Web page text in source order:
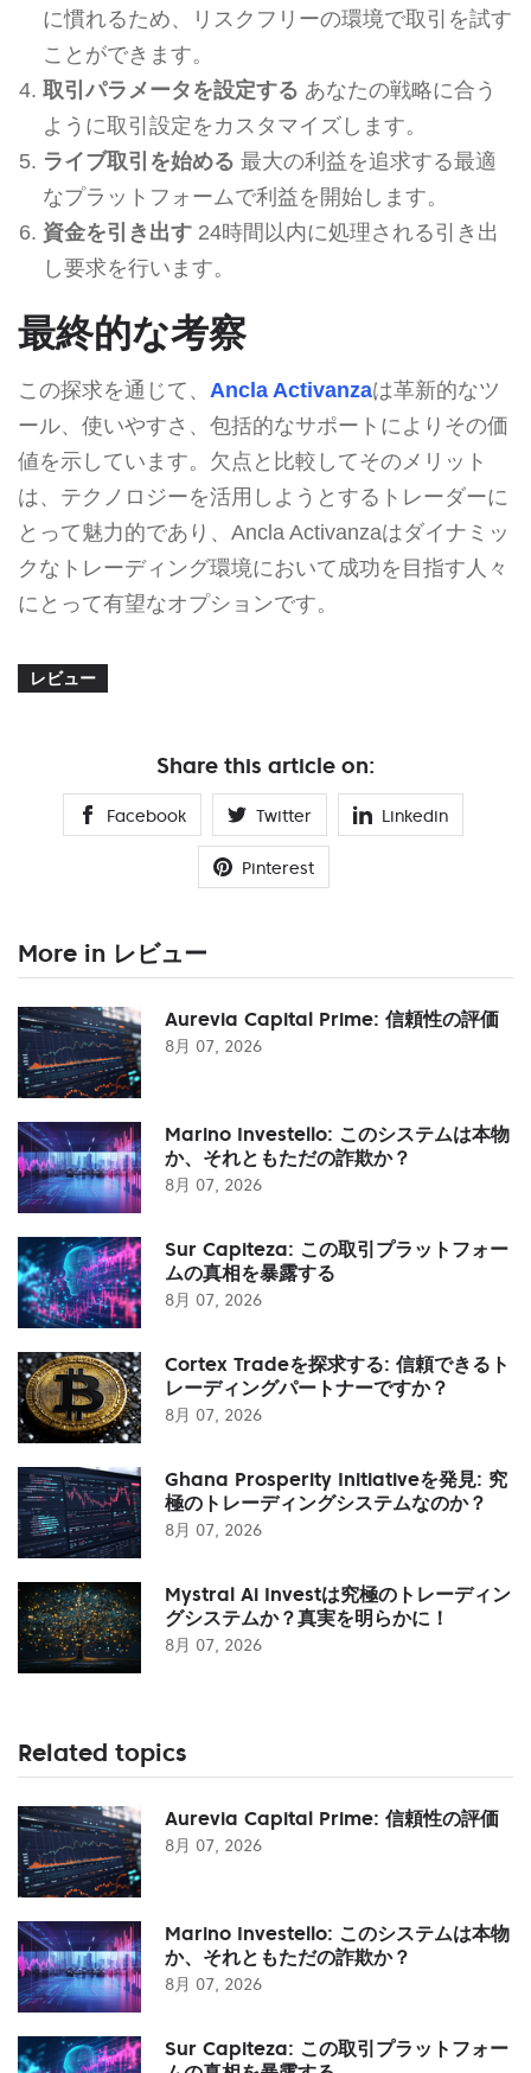
に慣れるため、リスクフリーの環境で取引を試す
ことができます。
取引パラメータを設定する あなたの戦略に合う
ように取引設定をカスタマイズします。
ライブ取引を始める 最大の利益を追求する最適
なプラットフォームで利益を開始します。
資金を引き出す24時間以内に処理される引き出
し要求を行います。
最終的な考察
この探求を通じて、 Ancla Activanzaは革新的なツ
ール、使いやすさ、包括的なサポートによりその価
値を示しています。欠点と比較してそのメリット
は、テクノロジーを活用しようとするトレーダーに
とって魅力的であり、Ancla Activanzaはダイナミッ
クなトレーディング環境において成功を目指す人々
にとって有望なオプションです。
レビュー
Share this article on:
Facebook Twitter Linkedin
Pinterest
More in レビュー
Aurevia Capital Prime: 信頼性の評価
8月 07, 2026
Marino Investello: このシステムは本物
か、それともただの詐欺か？
8月 07, 2026
Sur Capiteza: この取引プラットフォー
ムの真相を暴露する
8月 07, 2026
Cortex Tradeを探求する: 信頼できるト
レーディングパートナーですか？
8月 07, 2026
Ghana Prosperity Initiativeを発見: 究
極のトレーディングシステムなのか？
8月 07, 2026
Mystral Ai Investは究極のトレーディン
グシステムか？真実を明らかに！
8月 07, 2026
Related topics
Aurevia Capital Prime: 信頼性の評価
8月 07, 2026
Marino Investello: このシステムは本物
か、それともただの詐欺か？
8月 07, 2026
Sur Capiteza: この取引プラットフォー